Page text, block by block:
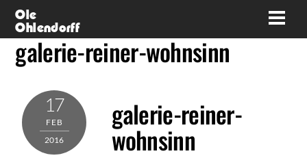
Skip
content
Ole
Ohlendorff
galerie-reiner-wohnsinn
17
FEB
2016
galerie-reiner-
wohnsinn